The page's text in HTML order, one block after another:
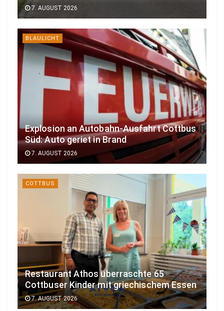
7. AUGUST 2026
BLAULICHT
Explosion an Autobahn-Ausfahrt Cottbus
Süd: Auto geriet in Brand
7. AUGUST 2026
COTTBUS
Restaurant Athos überraschte 65
Cottbuser Kinder mit griechischem Essen
7. AUGUST 2026